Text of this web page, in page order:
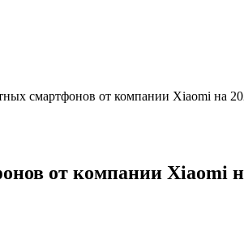
смартфонов от компании Xiaomi на
от компании Xiaomi